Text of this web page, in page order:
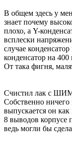
В общем здесь у
знает почему
плохо, а Y-
всплески
случае
конденсатор на 400
От така фигня,
Счистил лак с ШИМ
Собственно
выпускается он
8 выводов корпусе
ведь могли бы